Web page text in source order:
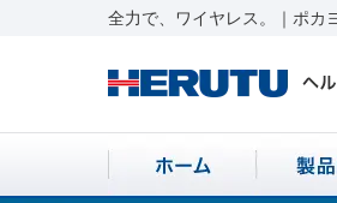
全力で、ワイヤレス。｜ポカ